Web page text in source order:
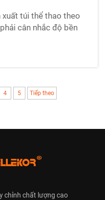
xuất túi thể thao theo
cân nhắc độ bền
đựng các điều kiện
vật liệu phổ biến
thao là nylon và
một trong hai có
4 5 Tiếp theo
chỉnh chất lượng cao